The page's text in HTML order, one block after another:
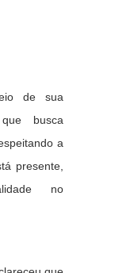
de sua
busca
a
presente,
no